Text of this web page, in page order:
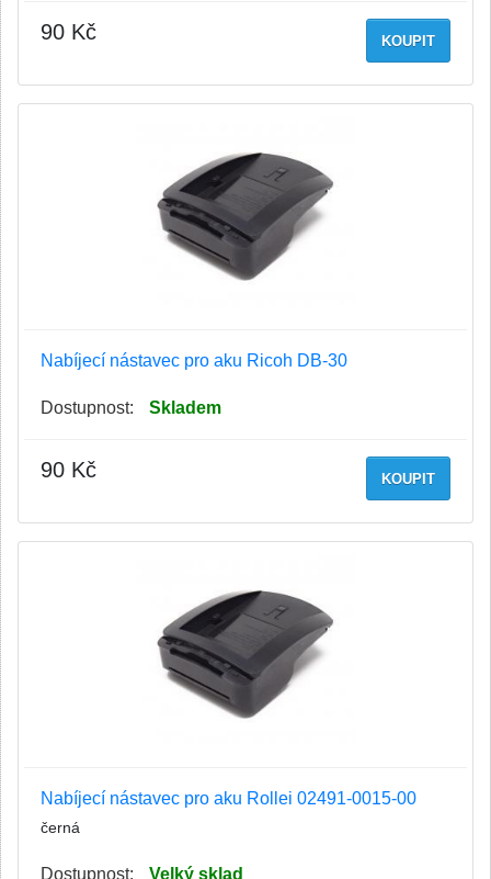
KOUPIT
90 Kč
Nabíjecí nástavec pro aku Ricoh DB-30
Dostupnost: Skladem
KOUPIT
90 Kč
Nabíjecí nástavec pro aku Rollei 02491-0015-00
černá
Dostupnost: Velký sklad